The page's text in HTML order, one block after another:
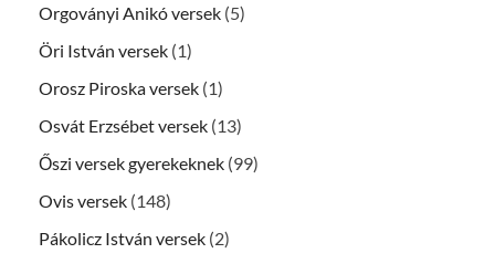
Orgoványi Anikó versek (5)
Öri István versek (1)
Orosz Piroska versek (1)
Osvát Erzsébet versek (13)
Őszi versek gyerekeknek (99)
Ovis versek (148)
Pákolicz István versek (2)